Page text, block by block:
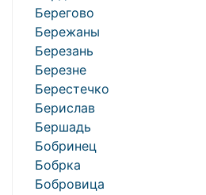
Берегово
Бережаны
Березань
Березне
Берестечко
Берислав
Бершадь
Бобринец
Бобрка
Бобровица